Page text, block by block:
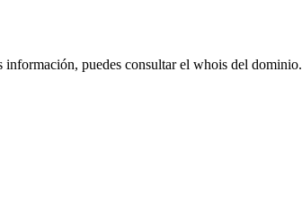
información, puedes consultar el whois del dominio.